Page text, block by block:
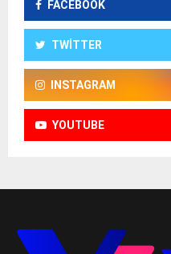
FACEBOOK
TWITTER
INSTAGRAM
YOUTUBE